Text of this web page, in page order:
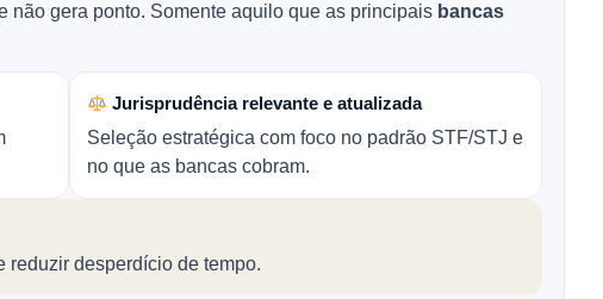
não gera ponto. Somente aquilo que as principais bancas
Jurisprudência relevante e atualizada
Seleção estratégica com foco no padrão STF/STJ e
no que as bancas cobram.
reduzir desperdício de tempo.